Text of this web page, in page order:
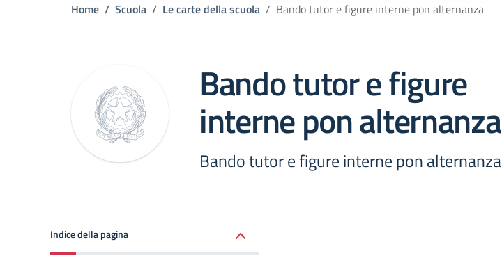
Home Scuola Le carte della scuola Bando tutor e figure interne pon alternanza
Bando tutor e figure
interne pon alternanza
Bando tutor e figure interne pon alternanza
Indice della pagina